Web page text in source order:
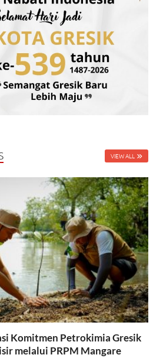
VIEW ALL
Komitmen Petrokimia Gresik
melalui PRPM Mangare